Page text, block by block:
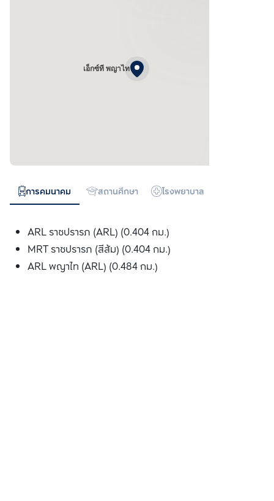
เอ็กซ์ที พญาไท
การคมนาคม สถานศึกษา โรงพยาบาล
ARL ราชปรารภ (ARL) (0.404 กม.)
MRT ราชปรารภ (สีส้ม) (0.404 กม.)
ARL พญาไท (ARL) (0.484 กม.)